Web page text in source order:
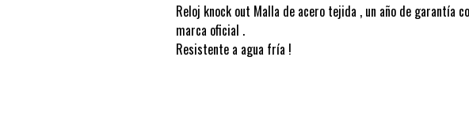
Reloj knock out Malla de acero tejida , un año de garantía
marca oficial .
Resistente a agua fría !